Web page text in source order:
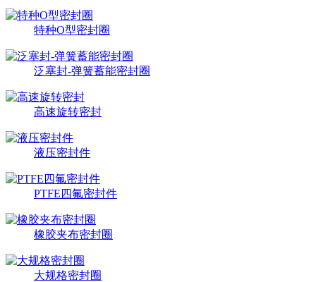
特种O型密封圈
泛塞封-弹簧蓄能密封圈
高速旋转密封
液压密封件
PTFE四氟密封件
橡胶夹布密封圈
大规格密封圈